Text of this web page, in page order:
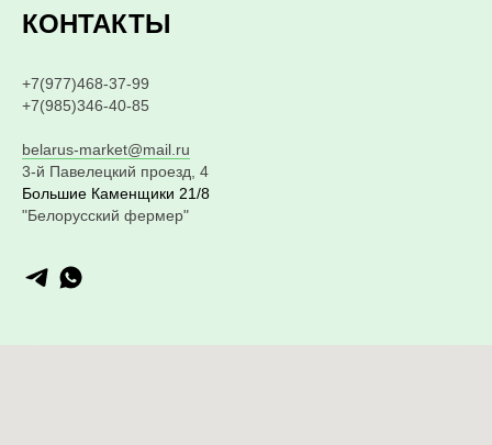
КОНТАКТЫ
+7(977)468-37-99
+7(985)346-40-85
belarus-market@mail.ru
3-й Павелецкий проезд, 4
Большие Каменщики 21/8
"Белорусский фермер"